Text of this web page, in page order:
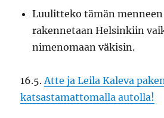
Luulitteko tämän menneen
rakennetaan Helsinkiin
nimenomaan väkisin.
16.5.Atte ja Leila Kaleva
katsastamattomalla autolla!